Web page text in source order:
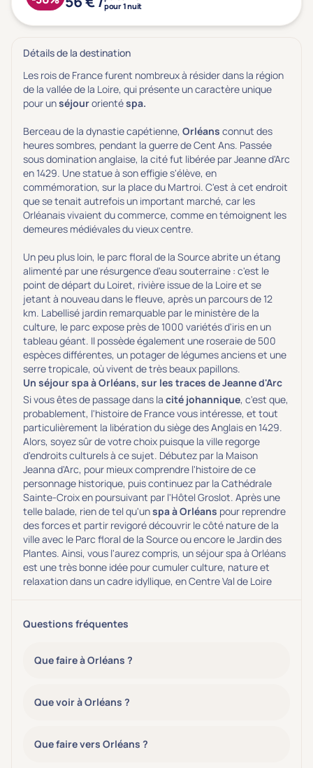
pour 1 nuit
Détails de la destination
Les rois de Francefurent nombreux à résider dans la région
de la vallée de la Loire, qui présente un caractère unique
pour unséjourorientéspa.
Berceau de la dynastie capétienne, Orléans connut des
heures sombres, pendant la guerre de Cent Ans. Passée
sous domination anglaise, la cité fut libérée par Jeanne d'Arc
en 1429. Une statue à son effigie s'élève, en
commémoration, sur la place du Martroi. C'est à cet endroit
que se tenait autrefois un important marché, car les
Orléanais vivaient du commerce, comme en témoignent les
demeures médiévales du vieux centre.
Un peu plus loin, le parc floral de la Source abrite un étang
alimenté par une résurgence d'eau souterraine : c'est le
point de départ du Loiret, rivière issue de la Loire et se
jetant à nouveau dans le fleuve, après un parcours de 12
km. Labellisé jardin remarquable par le ministère de la
culture, le parc expose près de 1000 variétés d'iris en un
tableau géant. Il possède également une roseraie de 500
espèces différentes, un potager de légumes anciens et une
serre tropicale, où vivent de très beaux papillons.
Un séjour spa à Orléans, sur les traces de Jeanne d'Arc
Si vous êtes de passage dans la cité johannique, c'est que,
probablement, l'histoire de France vous intéresse, et tout
particulièrement la libération du siège des Anglais en 1429.
Alors, soyez sûr de votre choix puisque la ville regorge
d'endroits culturels à ce sujet. Débutez par la Maison
Jeanna d'Arc, pour mieux comprendre l'histoire de ce
personnage historique, puis continuez par la Cathédrale
Sainte-Croix en poursuivant par l'Hôtel Groslot. Après une
telle balade, rien de tel qu'unspa à Orléans pour reprendre
des forces et partir revigoré découvrir le côté nature de la
ville avec le Parc floral de la Source ou encore le Jardin des
Plantes. Ainsi, vous l'aurez compris, un séjour spa à Orléans
est une très bonne idée pour cumuler culture, nature et
relaxation dans un cadre idyllique, en Centre Val de Loire
Questions fréquentes
Que faire à Orléans ?
Que voir à Orléans ?
Que faire vers Orléans ?